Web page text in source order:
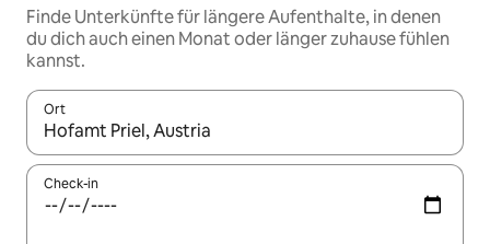
Finde Unterkünfte für längere Aufenthalte, in denen
du dich auch einen Monat oder länger zuhause fühlen
kannst.
Ort
Wenn Ergebnisse verfügbar sind, navigiere mit den
Check-in